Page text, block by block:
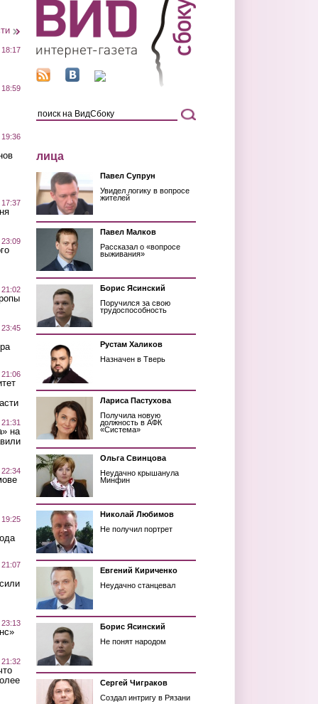
18:17
18:59
19:36
на
лица
Павел Супрун
Увидел логику в вопросе
жителей
Павел Малков
Рассказал о «вопросе
выживания»
Борис Ясинский
Поручился за свою
трудоспособность
Рустам Халиков
Назначен в Тверь
Лариса Пастухова
Получила новую
должность в АФК
«Система»
Ольга Свинцова
Неудачно крышанула
Минфин
Николай Любимов
Не получил портрет
Евгений Кириченко
Неудачно станцевал
Борис Ясинский
Не понят народом
Сергей Чиграков
Создал интригу в Рязани